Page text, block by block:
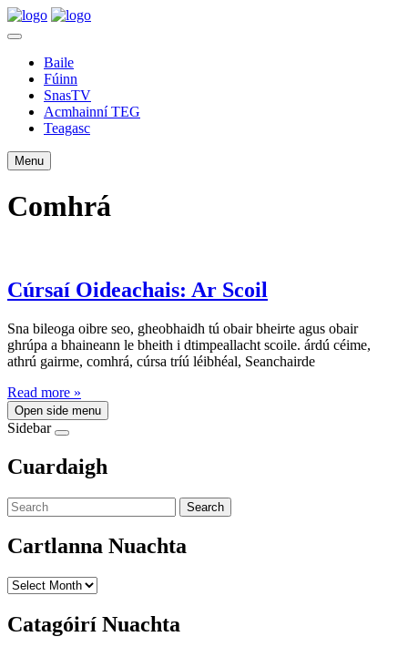
Baile
Fúinn
SnasTV
Acmhainní TEG
Teagasc
Menu
Comhrá
Cúrsaí Oideachais: Ar Scoil
Sna bileoga oibre seo, gheobhaidh tú obair bheirte agus obair
ghrúpa a bhaineann le bheith i dtimpeallacht scoile. árdú céime,
athrú gairme, comhrá, cúrsa tríú léibhéal, Seanchairde
Read more »
Open side menu
Sidebar
Cuardaigh
Search
Cartlanna Nuachta
Cartlanna
Catagóirí Nuachta